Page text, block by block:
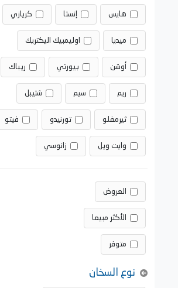
هايس إنستا كريازي
ميديا اوليمبيك اليكتريك
أوشن بيورتي ريباك
ريم سيم شتيبل
ثيرمفلو تورنيدو فيتو
وايت ويل زانوسي
العروض
الأكثر مبيعا
متوفر
نوع السخان